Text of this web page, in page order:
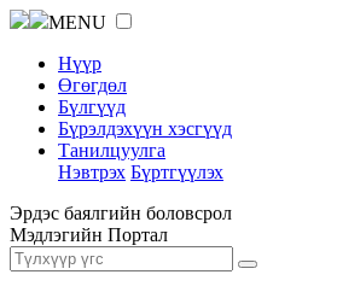
MENU
Нүүр
Өгөгдөл
Бүлгүүд
Бүрэлдэхүүн хэсгүүд
Танилцуулга
Нэвтрэх Бүртгүүлэх
Эрдэс баялгийн боловсрол
Мэдлэгийн Портал